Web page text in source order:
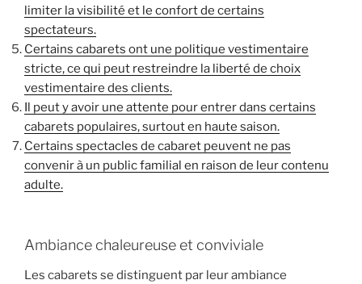
limiter la visibilité et le confort de certains
spectateurs.
Certains cabarets ont une politique vestimentaire
stricte, ce qui peut restreindre la liberté de choix
vestimentaire des clients.
Il peut y avoir une attente pour entrer dans certains
cabarets populaires, surtout en haute saison.
Certains spectacles de cabaret peuvent ne pas
convenir à un public familial en raison de leur contenu
adulte.
Ambiance chaleureuse et conviviale
Les cabarets se distinguent par leur ambiance